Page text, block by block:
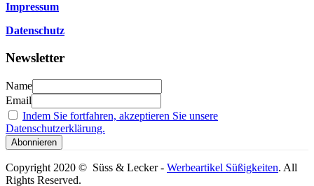
Impressum
Datenschutz
Newsletter
Name
Email
Indem Sie fortfahren, akzeptieren Sie unsere
Datenschutzerklärung.
Copyright 2020 © Süss & Lecker - Werbeartikel Süßigkeiten. All
Rights Reserved.